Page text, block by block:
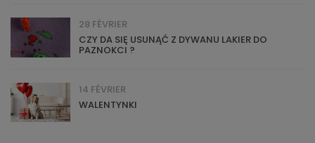
28 FÉVRIER
CZY DA SIĘ USUNĄĆ Z DYWANU LAKIER DO
PAZNOKCI ?
14 FÉVRIER
WALENTYNKI